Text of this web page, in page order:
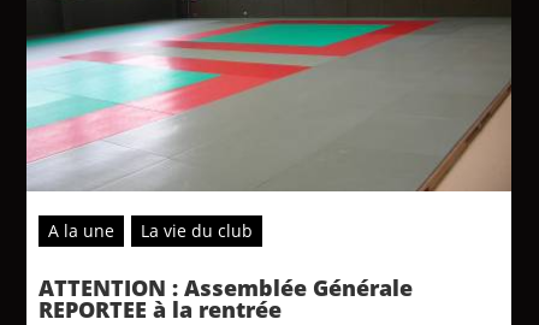
A la une La vie du club
ATTENTION : Assemblée Générale
REPORTEE à la rentrée